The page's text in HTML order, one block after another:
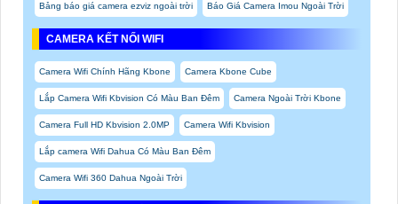
Bảng báo giá camera ezviz ngoài trời Báo Giá Camera Imou Ngoài Trời
CAMERA KẾT NỐI WIFI
Camera Wifi Chính Hãng Kbone Camera Kbone Cube
Lắp Camera Wifi Kbvision Có Màu Ban Đêm Camera Ngoài Trời Kbone
Camera Full HD Kbvision 2.0MP Camera Wifi Kbvision
Lắp camera Wifi Dahua Có Màu Ban Đêm
Camera Wifi 360 Dahua Ngoài Trời